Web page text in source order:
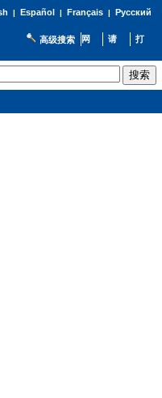
| Español | Français| Русский
高级搜索